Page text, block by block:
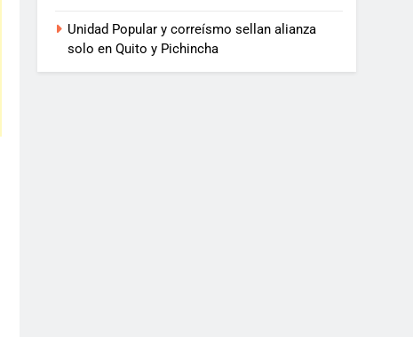
Unidad Popular y correísmo sellan alianza
solo en Quito y Pichincha